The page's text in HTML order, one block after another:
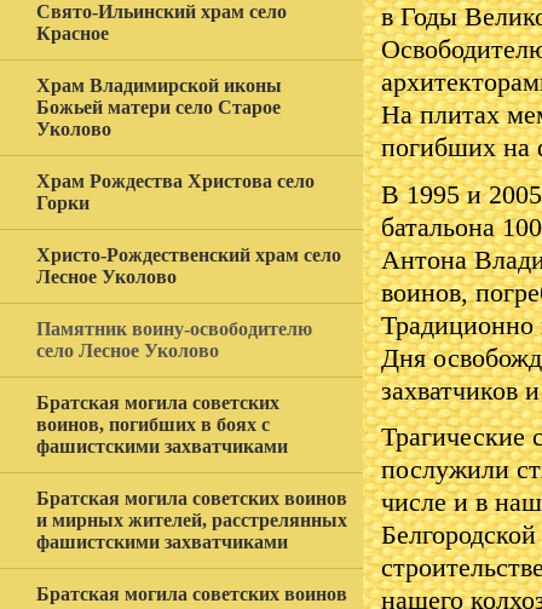
Свято-Ильинский храм село
Красное
Храм Владимирской иконы
Божьей матери село Старое
Уколово
Храм Рождества Христова село
Горки
Христо-Рождественский храм село
Лесное Уколово
Памятник воину-освободителю
село Лесное Уколово
Братская могила советских
воинов, погибших в боях с
фашистскими захватчиками
Братская могила советских воинов
и мирных жителей, расстрелянных
фашистскими захватчиками
Братская могила советских воинов
в Годы
На плитах
погибших на
В 1995 и
батальона
Антона
воинов,
Традиционно
Дня
захватчиков
Трагические
послужили
числе и в
нашего